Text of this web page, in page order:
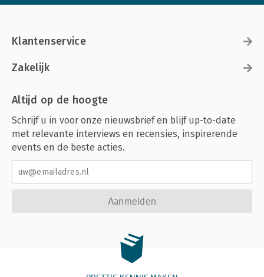
Klantenservice
Zakelijk
Altijd op de hoogte
Schrijf u in voor onze nieuwsbrief en blijf up-to-date
met relevante interviews en recensies, inspirerende
events en de beste acties.
Aanmelden